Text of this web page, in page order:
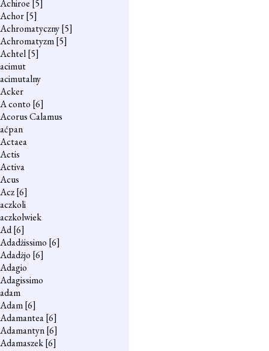
Achiroe [5]
Achor[5]
Achromatyczny[5]
Achromatyzm[5]
Achtel[5]
acimut
acimutalny
Acker
A conto [6]
Acorus Calamus
aćpan
Actaea
Actis
Activa
Acus
Acz[6]
aczkoli
aczkolwiek
Ad[6]
Adadżissimo [6]
Adadżjo [6]
Adagio
Adagissimo
adam
Adam[6]
Adamantea[6]
Adamantyn[6]
Adamaszek[6]